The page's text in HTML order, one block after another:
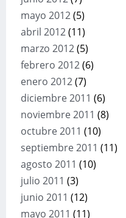
mayo 2012(5)
abril 2012(11)
marzo 2012(5)
febrero 2012(6)
enero 2012(7)
diciembre 2011 (6)
noviembre 2011 (8)
octubre 2011 (10)
septiembre 2011 (11)
agosto 2011 (10)
julio 2011 (3)
junio 2011 (12)
mayo 2011 (11)